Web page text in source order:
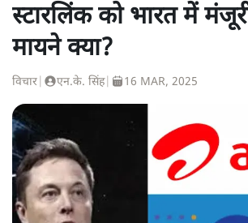
स्टारलिंक को भारत में
मायने क्या?
विचार एन.के. सिंह| 16 MAR, 2025